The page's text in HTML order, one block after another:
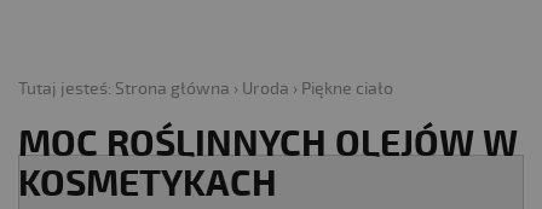
Tutaj jesteś: Strona główna › Uroda › Piękne ciało
MOC ROŚLINNYCH OLEJÓW W
KOSMETYKACH